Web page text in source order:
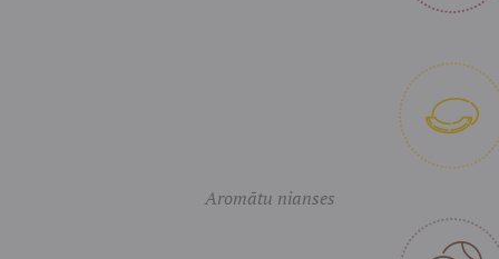
Aromātu nianses